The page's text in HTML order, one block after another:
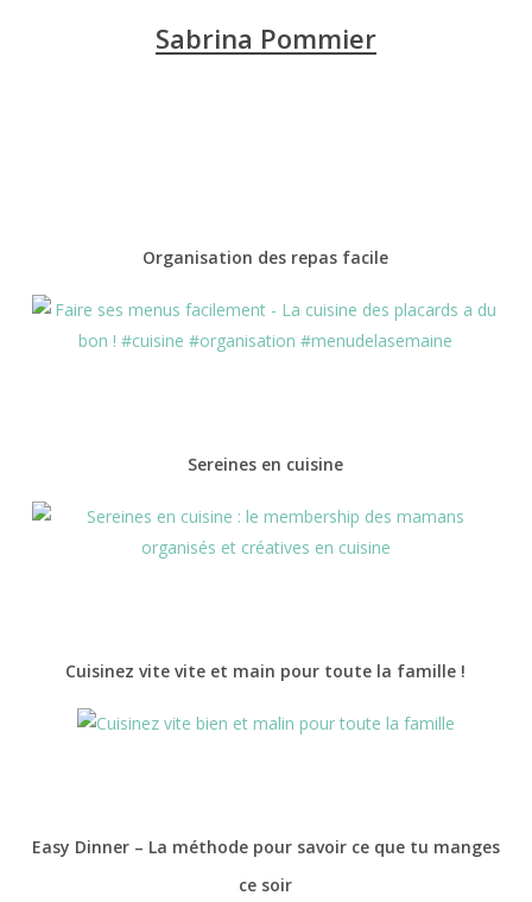
Sabrina Pommier
Organisation des repas facile
Sereines en cuisine
Cuisinez vite vite et main pour toute la famille !
Easy Dinner – La méthode pour savoir ce que tu manges
ce soir